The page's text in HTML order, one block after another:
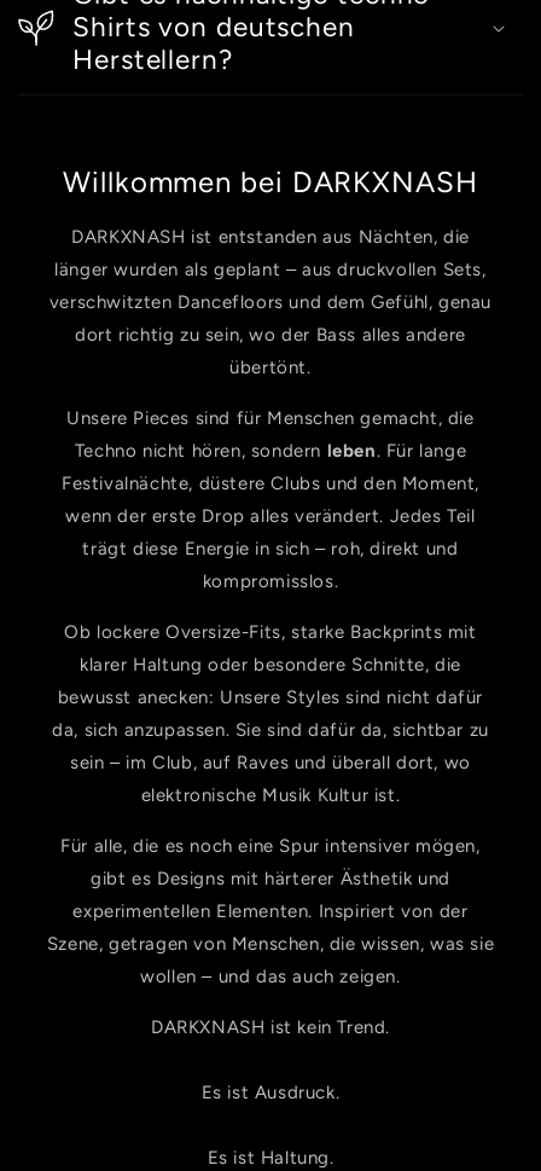
Shirts von deutschen
Herstellern?
Willkommen bei DARKXNASH
DARKXNASH ist entstanden aus Nächten, die
länger wurden als geplant – aus druckvollen Sets,
verschwitzten Dancefloors und dem Gefühl, genau
dort richtig zu sein, wo der Bass alles andere
übertönt.
Unsere Pieces sind für Menschen gemacht, die
Techno nicht hören, sondern leben. Für lange
Festivalnächte, düstere Clubs und den Moment,
wenn der erste Drop alles verändert. Jedes Teil
trägt diese Energie in sich – roh, direkt und
kompromisslos.
Ob lockere Oversize-Fits, starke Backprints mit
klarer Haltung oder besondere Schnitte, die
bewusst anecken: Unsere Styles sind nicht dafür
da, sich anzupassen. Sie sind dafür da, sichtbar zu
sein – im Club, auf Raves und überall dort, wo
elektronische Musik Kultur ist.
Für alle, die es noch eine Spur intensiver mögen,
gibt es Designs mit härterer Ästhetik und
experimentellen Elementen. Inspiriert von der
Szene, getragen von Menschen, die wissen, was sie
wollen – und das auch zeigen.
DARKXNASH ist kein Trend.
Es ist Ausdruck.
Es ist Haltung.